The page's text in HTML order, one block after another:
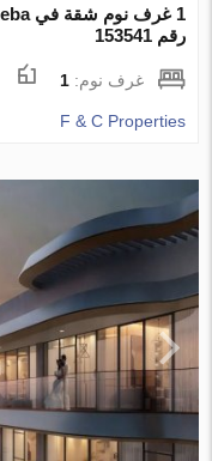
رقم 153541
غرف نوم:1
F & C Properties